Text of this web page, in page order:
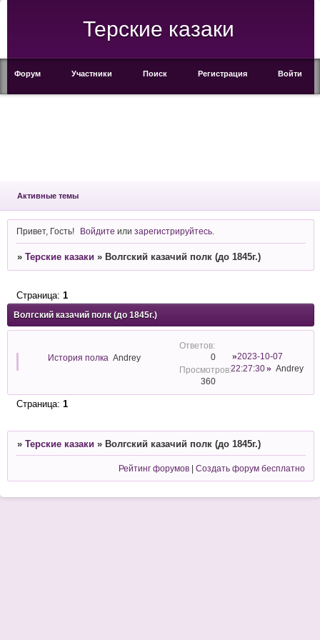
Терские казаки
Форум Участники Поиск Регистрация Войти
Активные темы
Привет, Гость! Войдите илизарегистрируйтесь
» Терские казаки » Волгский казачий полк (до 1845г.)
Волгский казачий полк (до 1845г.)
Страница: 1
История полка Andrey 0
360
2023-10-07
22:27:30
Andrey
Страница: 1
» Терские казаки » Волгский казачий полк (до 1845г.)
Рейтинг форумов |Создать форум бесплатно